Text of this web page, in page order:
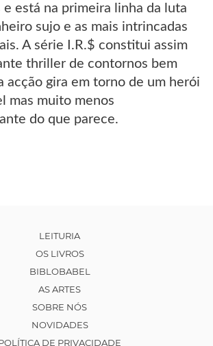
e está na primeira linha da luta
sujo e as mais intrincadas
A série I.R.$ constitui assim
thriller de contornos bem
acção gira em torno de um herói
mas muito menos
do que parece.
LEITURIA
OS LIVROS
BIBLOBABEL
AS ARTES
SOBRE NÓS
NOVIDADES
DE PRIVACIDADE